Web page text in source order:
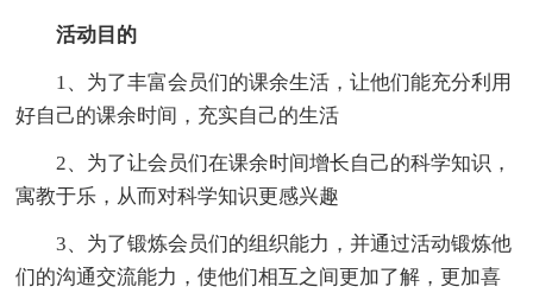
活动目的
1、为了丰富会员们的课余生活，让他们能充分利用
好自己的课余时间，充实自己的生活
2、为了让会员们在课余时间增长自己的科学知识，
寓教于乐，从而对科学知识更感兴趣
3、为了锻炼会员们的组织能力，并通过活动锻炼他
们的沟通交流能力，使他们相互之间更加了解，更加喜